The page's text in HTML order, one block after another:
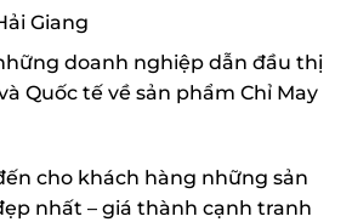
Giang
doanh nghiệp dẫn đầu thị
Quốc tế về sản phẩm Chỉ May
cho khách hàng những sản
nhất – giá thành cạnh tranh